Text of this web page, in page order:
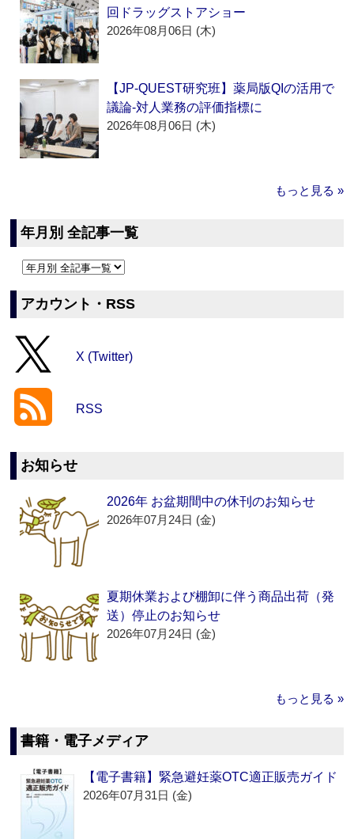
回ドラッグストアショー
2026年08月06日 (木)
【JP-QUEST研究班】薬局版QIの活用で
議論‐対人業務の評価指標に
2026年08月06日 (木)
もっと見る »
年月別 全記事一覧
アカウント・RSS
X (Twitter)
RSS
お知らせ
2026年 お盆期間中の休刊のお知らせ
2026年07月24日 (金)
夏期休業および棚卸に伴う商品出荷（発
送）停止のお知らせ
2026年07月24日 (金)
もっと見る »
書籍・電子メディア
【電子書籍】緊急避妊薬OTC適正販売ガイド
2026年07月31日 (金)